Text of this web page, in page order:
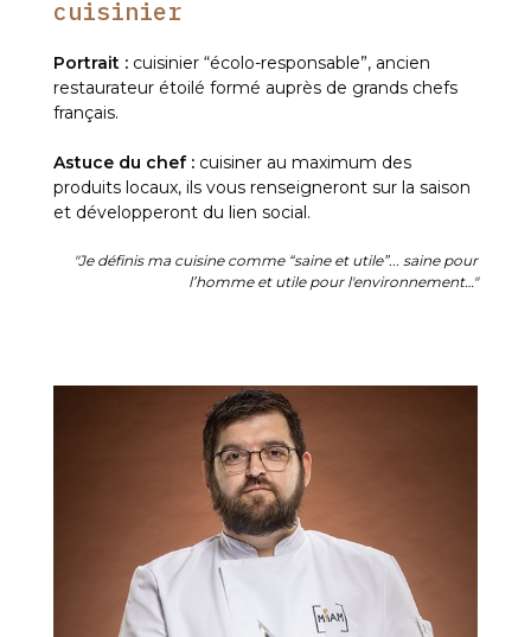
cuisinier
Portrait : cuisinier “écolo-responsable”, ancien
restaurateur étoilé formé auprès de grands chefs
français.
Astuce du chef : cuisiner au maximum des
produits locaux, ils vous renseigneront sur la saison
et développeront du lien social.
"Je définis ma cuisine comme “saine et utile”... saine pour
l’homme et utile pour l'environnement…"